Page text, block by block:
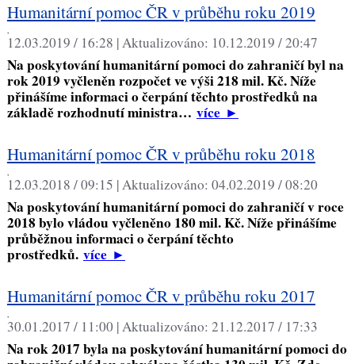
Humanitární pomoc ČR v průběhu roku 2019
,
12.03.2019 / 16:28 |Aktualizováno: 10.12.2019 / 20:47
Na poskytování humanitární pomoci do zahraničí byl na
rok 2019 vyčleněn rozpočet ve výši 218 mil. Kč. Níže
přinášíme informaci o čerpání těchto prostředků na
základě rozhodnutí ministra… více►
Humanitární pomoc ČR v průběhu roku 2018
,
12.03.2018 / 09:15 |Aktualizováno: 04.02.2019 / 08:20
Na poskytování humanitární pomoci do zahraničí v roce
2018 bylo vládou vyčleněno 180 mil. Kč. Níže přinášíme
průběžnou informaci o čerpání těchto
prostředků. více►
Humanitární pomoc ČR v průběhu roku 2017
,
30.01.2017 / 11:00 |Aktualizováno: 21.12.2017 / 17:33
Na rok 2017 byla na poskytování humanitární pomoci do